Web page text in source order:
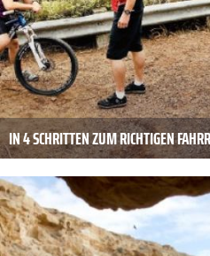
IN 4 SCHRITTEN ZUM RICHTIGEN